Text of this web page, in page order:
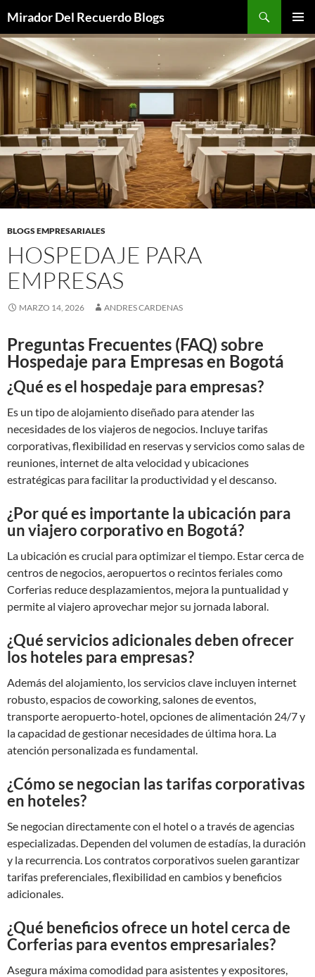
contenido
Mirador Del Recuerdo Blogs
MENÚ
BLOGS EMPRESARIALES
HOSPEDAJE PARA
EMPRESAS
MARZO 14, 2026 ANDRES CARDENAS
Preguntas Frecuentes (FAQ) sobre
Hospedaje para Empresas en Bogotá
¿Qué es el hospedaje para empresas?
Es un tipo de alojamiento diseñado para atender las
necesidades de los viajeros de negocios. Incluye tarifas
corporativas, flexibilidad en reservas y servicios como salas de
reuniones, internet de alta velocidad y ubicaciones
estratégicas para facilitar la productividad y el descanso.
¿Por qué es importante la ubicación para
un viajero corporativo en Bogotá?
La ubicación es crucial para optimizar el tiempo. Estar cerca de
centros de negocios, aeropuertos o recintos feriales como
Corferias reduce desplazamientos, mejora la puntualidad y
permite al viajero aprovechar mejor su jornada laboral.
¿Qué servicios adicionales deben ofrecer
los hoteles para empresas?
Además del alojamiento, los servicios clave incluyen internet
robusto, espacios de coworking, salones de eventos,
transporte aeropuerto-hotel, opciones de alimentación 24/7 y
la capacidad de gestionar necesidades de última hora. La
atención personalizada es fundamental.
¿Cómo se negocian las tarifas corporativas
en hoteles?
Se negocian directamente con el hotel o a través de agencias
especializadas. Dependen del volumen de estadías, la duración
y la recurrencia. Los contratos corporativos suelen garantizar
tarifas preferenciales, flexibilidad en cambios y beneficios
adicionales.
¿Qué beneficios ofrece un hotel cerca de
Corferias para eventos empresariales?
Asegura máxima comodidad para asistentes y expositores,